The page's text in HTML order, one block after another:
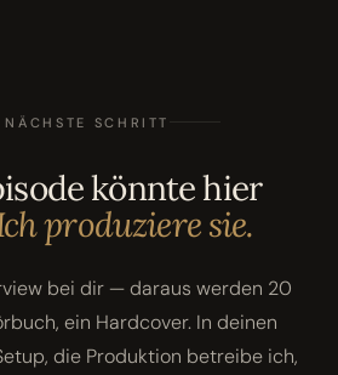
NÄCHSTE SCHRITT
könnte hier
produziere sie.
bei dir — daraus werden 20
ein Hardcover. In deinen
die Produktion betreibe ich,